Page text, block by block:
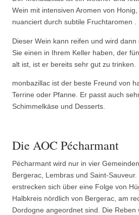
Wein mit intensiven Aromen von Honig,
nuanciert durch subtile Fruchtaromen .
Dieser Wein kann reifen und wird
Sie einen in Ihrem Keller haben, der
alt ist, ist er bereits sehr gut zu trinken.
monbazillac ist der beste Freund von
Terrine oder Pfanne. Er passt auch
Schimmelkäse und Desserts.
Die AOC Pécharmant
Pécharmant wird nur in vier
Bergerac, Lembras und Saint-
erstrecken sich über eine Folge von
Halbkreis nördlich von Bergerac, am
Dordogne angeordnet sind. Die Reben